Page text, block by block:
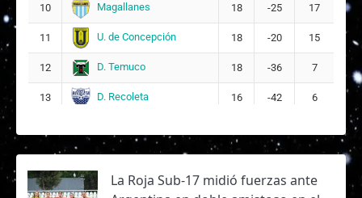
10 Magallanes 18 -25 17
11 U. de Concepción 18 -20 15
12 D. Temuco 18 -36 7
13 D. Recoleta 16 -42 6
La Roja Sub-17 midió fuerzas ante